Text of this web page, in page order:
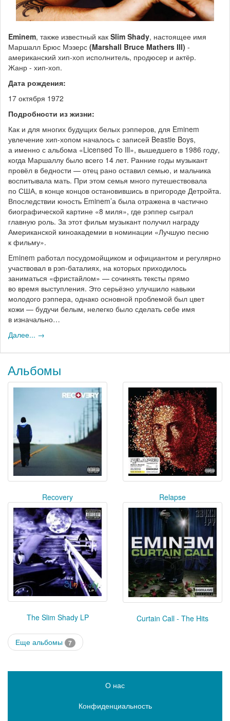
Eminem, также известный как Slim Shady, настоящее имя
Маршалл Брюс Мэзерс (Marshall Bruce Mathers III) -
американский хип-хоп исполнитель, продюсер и актёр.
Жанр - хип-хоп.
Дата рождения:
17 октября 1972
Подробности из жизни:
Как и для многих будущих белых рэпперов, для Eminem
увлечение хип-хопом началось с записей Beastie Boys,
а именно с альбома «Licensed To Ill», вышедшего в 1986 году,
когда Маршаллу было всего 14 лет. Ранние годы музыкант
провёл в бедности — отец рано оставил семью, и мальчика
воспитывала мать. При этом семья много путешествовала
по США, в конце концов остановившись в пригороде Детройта.
Впоследствии юность Eminem’а была отражена в частично
биографической картине «8 миля», где рэппер сыграл
главную роль. За этот фильм музыкант получил награду
Американской киноакадемии в номинации «Лучшую песню
к фильму».
Eminem работал посудомойщиком и официантом и регулярно
участвовал в рэп-баталиях, на которых приходилось
заниматься «фристайлом» — сочинять тексты прямо
во время выступления. Это серьёзно улучшило навыки
молодого рэппера, однако основной проблемой был цвет
кожи — будучи белым, нелегко было сделать себе имя
в изначально…
Далее... →
Альбомы
Recovery Relapse
The Slim Shady LP Curtain Call - The Hits
Еще альбомы 7
О нас
Конфиденциальность